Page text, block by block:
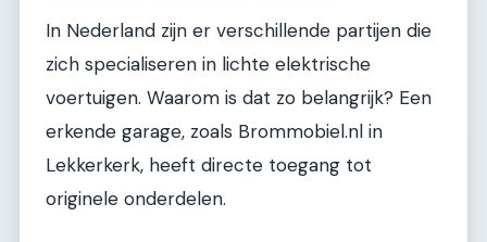
In Nederland zijn er verschillende partijen die
zich specialiseren in lichte elektrische
voertuigen. Waarom is dat zo belangrijk? Een
erkende garage, zoals Brommobiel.nl in
Lekkerkerk, heeft directe toegang tot
originele onderdelen.